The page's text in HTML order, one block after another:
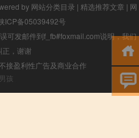
by 网站分类目录 | 精选推荐文章 | 网
ICP备05039492号
可发邮件到f_fb#foxmail.com说明，我们
正，谢谢
接盈利性广告及商业合作
孩